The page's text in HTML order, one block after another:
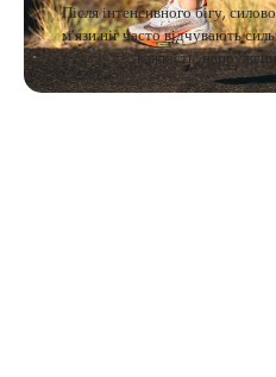
Після інтенсивного бігу,
м’язи ніг часто відчувають
важкість,